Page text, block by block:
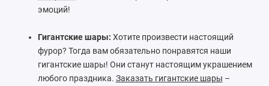
эмоций!
Гигантские шары: Хотите произвести настоящий
фурор? Тогда вам обязательно понравятся наши
гигантские шары! Они станут настоящим украшением
любого праздника. Заказать гигантские шары –